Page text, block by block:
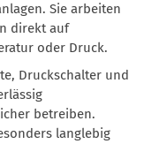
Sie arbeiten
direkt auf
oder Druck.
Druckschalter und
betreiben.
langlebig